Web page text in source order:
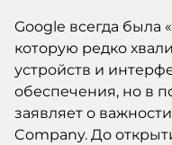
Google всегда
которую редко
устройств и
обеспечения, но в
заявляет о
Company. До